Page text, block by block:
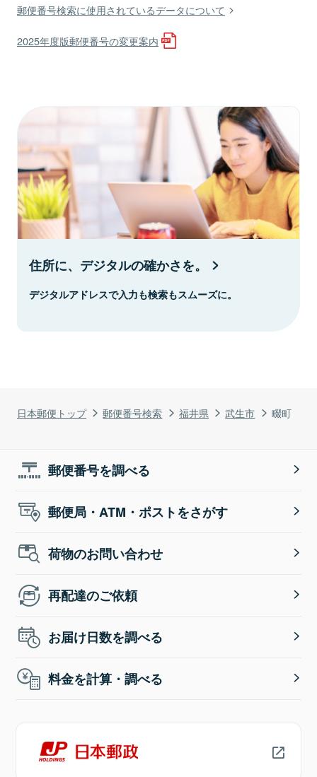
日本郵便トップ 郵便番号検索 福井県 武生市 畷町
郵便番号検索に使用されているデータについて
2025年度版郵便番号の変更案内
住所に、デジタルの確かさを。
デジタルアドレスで入力も検索もスムーズに。
郵便番号を調べる
郵便局・ATM・ポストをさがす
荷物のお問い合わせ
再配達のご依頼
お届け日数を調べる
料金を計算・調べる